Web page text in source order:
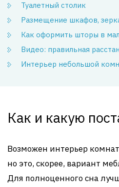
Туалетный столик
Размещение шкафов,
Как оформить шторы в
Видео: правильная
Интерьер небольшой
Как и какую
Возможен интерьер
но это, скорее, вариант
Для полноценного сна